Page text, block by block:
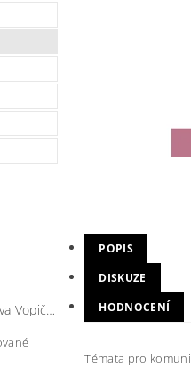
Iva Vopičková
POPIS
DISKUZE
HODNOCENÍ
Témata pro